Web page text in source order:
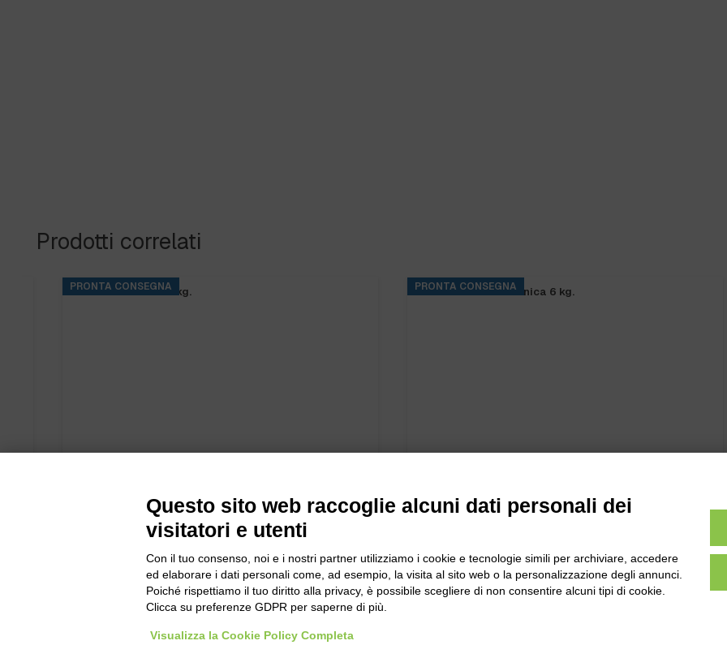
Prodotti correlati
PRONTA CONSEGNA
BASE RINS S2 ta.5 kg. PRONTA CONSEGNA
SANIBAR CLORO tanica 6 kg.
Questo sito web raccoglie alcuni dati personali dei
visitatori e utenti
Con il tuo consenso, noi e i nostri partner utilizziamo i cookie e tecnologie simili per archiviare, accedere
ed elaborare i dati personali come, ad esempio, la visita al sito web o la personalizzazione degli annunci.
Poiché rispettiamo il tuo diritto alla privacy, è possibile scegliere di non consentire alcuni tipi di cookie.
Clicca su preferenze GDPR per saperne di più.
Visualizza la Cookie Policy Completa